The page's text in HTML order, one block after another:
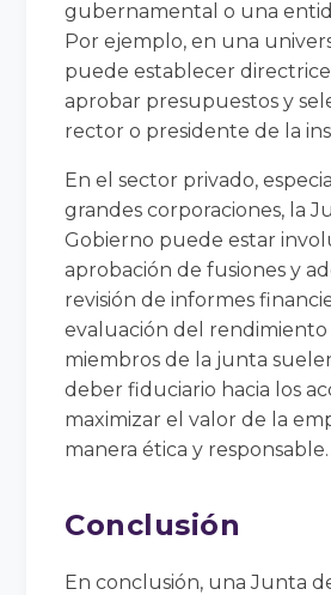
gubernamental o una
Por ejemplo, en una
puede establecer
aprobar presupuestos y
rector o presidente de la
En el sector privado,
grandes corporaciones, la
Gobierno puede estar
aprobación de fusiones y
revisión de informes
evaluación del rendimiento
miembros de la junta
deber fiduciario hacia los
maximizar el valor de la
manera ética y responsable.
Conclusión
En conclusión, una Junta